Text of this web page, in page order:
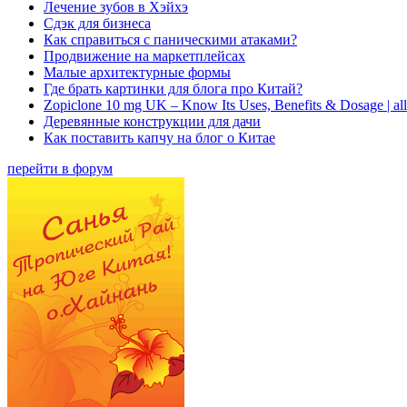
Лечение зубов в Хэйхэ
Сдэк для бизнеса
Как справиться с паническими атаками?
Продвижение на маркетплейсах
Малые архитектурные формы
Где брать картинки для блога про Китай?
Zopiclone 10 mg UK – Know Its Uses, Benefits & Dosage |
Деревянные конструкции для дачи
Как поставить капчу на блог о Китае
перейти в форум